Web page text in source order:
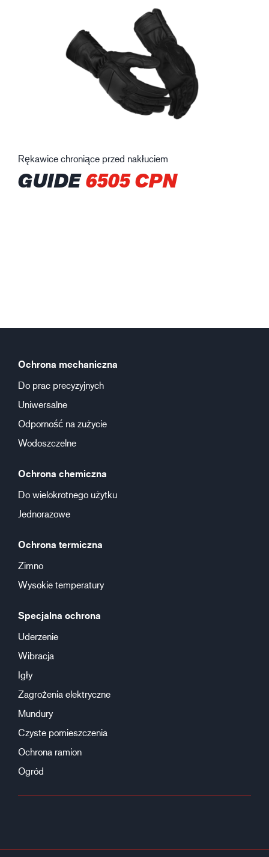
Rękawice chroniące przed nakłuciem
GUIDE6505 CPN
Ochrona mechaniczna
Do prac precyzyjnych
Uniwersalne
Odporność na zużycie
Wodoszczelne
Ochrona chemiczna
Do wielokrotnego użytku
Jednorazowe
Ochrona termiczna
Zimno
Wysokie temperatury
Specjalna ochrona
Uderzenie
Wibracja
Igły
Zagrożenia elektryczne
Mundury
Czyste pomieszczenia
Ochrona ramion
Ogród